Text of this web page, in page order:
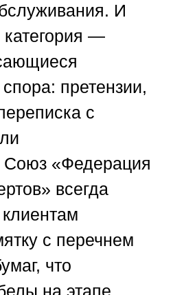
И
категория —
претензии,
с
Союз «Федерация
всегда
с перечнем
что